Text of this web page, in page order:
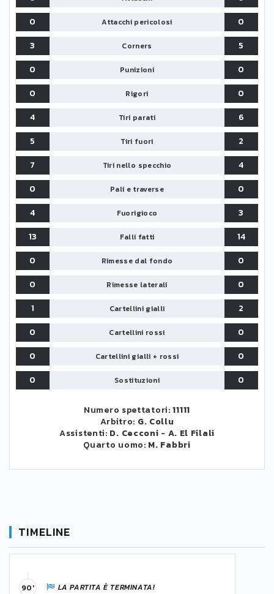
0
Attacchi pericolosi
0
3
Corners
5
0
Punizioni
0
0
Rigori
0
4
Tiri parati
6
5
Tiri fuori
2
7
Tiri nello specchio
4
0
Pali e traverse
0
4
Fuorigioco
3
13
Falli fatti
14
0
Rimesse dal fondo
0
0
Rimesse laterali
0
1
Cartellini gialli
2
0
Cartellini rossi
0
0
Cartellini gialli + rossi
0
0
Sostituzioni 0
Numero spettatori:11111
Arbitro: G. Collu
Assistenti: D. Cecconi - A. El Filali
Quarto uomo: M. Fabbri
TIMELINE
LA PARTITA È TERMINATA!
90'